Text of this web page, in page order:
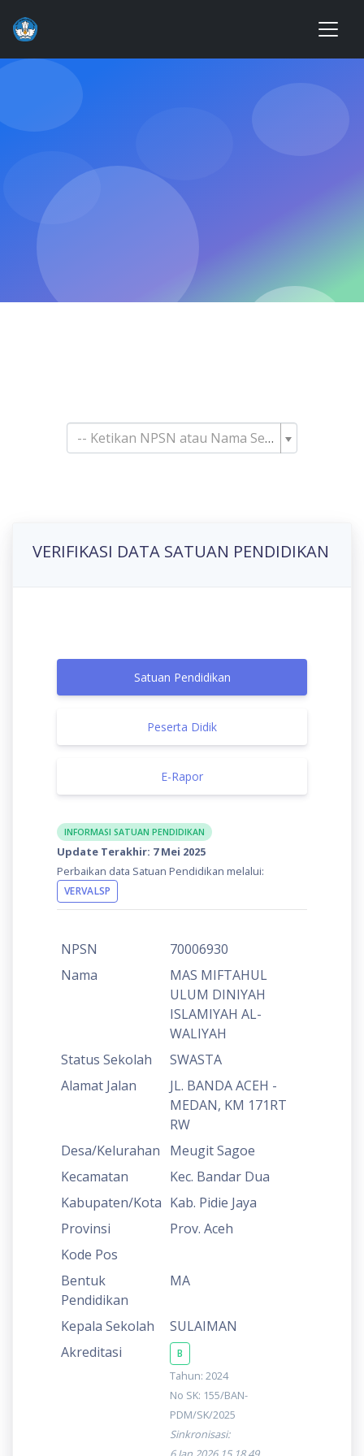
-- Ketikan NPSN atau Nama Sekolah--
VERIFIKASI DATA SATUAN PENDIDIKAN
Satuan Pendidikan
Peserta Didik
E-Rapor
INFORMASI SATUAN PENDIDIKAN
Update Terakhir: 7 Mei 2025
Perbaikan data Satuan Pendidikan melalui:
VERVALSP
NPSN
70006930
Nama
MAS MIFTAHUL
ULUM DINIYAH
ISLAMIYAH AL-
WALIYAH
Status Sekolah
SWASTA
Alamat Jalan
JL. BANDA ACEH -
MEDAN, KM 171RT
RW
Desa/Kelurahan
Meugit Sagoe
Kecamatan
Kec. Bandar Dua
Kabupaten/Kota Kab. Pidie Jaya
Provinsi
Prov. Aceh
Kode Pos
Bentuk
Pendidikan
MA
Kepala Sekolah
SULAIMAN
Akreditasi
B
Tahun: 2024
No SK: 155/BAN-
PDM/SK/2025
Sinkronisasi: